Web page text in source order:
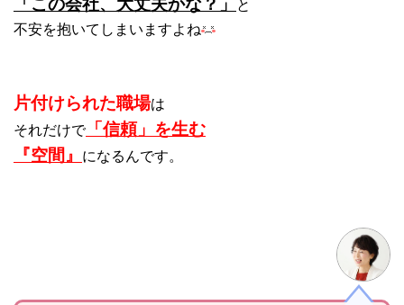
と
不安を抱いてしまいますよね
片付けられた職場は
それだけで「信頼」を生む
『空間』 になるんです。